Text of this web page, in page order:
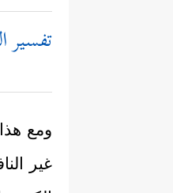
تفسير
ومع
غير